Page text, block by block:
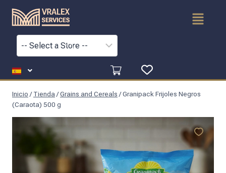
Inicio / Tienda/Grains and Cereals /Granipack Frijoles Negros
(Caraota) 500 g